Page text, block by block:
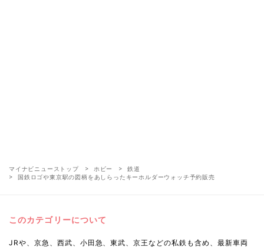
マイナビニューストップ ホビー
鉄道
国鉄ロゴや東京駅の図柄をあしらったキーホルダーウォッチ予約販売
このカテゴリーについて
JRや、京急、西武、小田急、東武、京王などの私鉄も含め、最新車両